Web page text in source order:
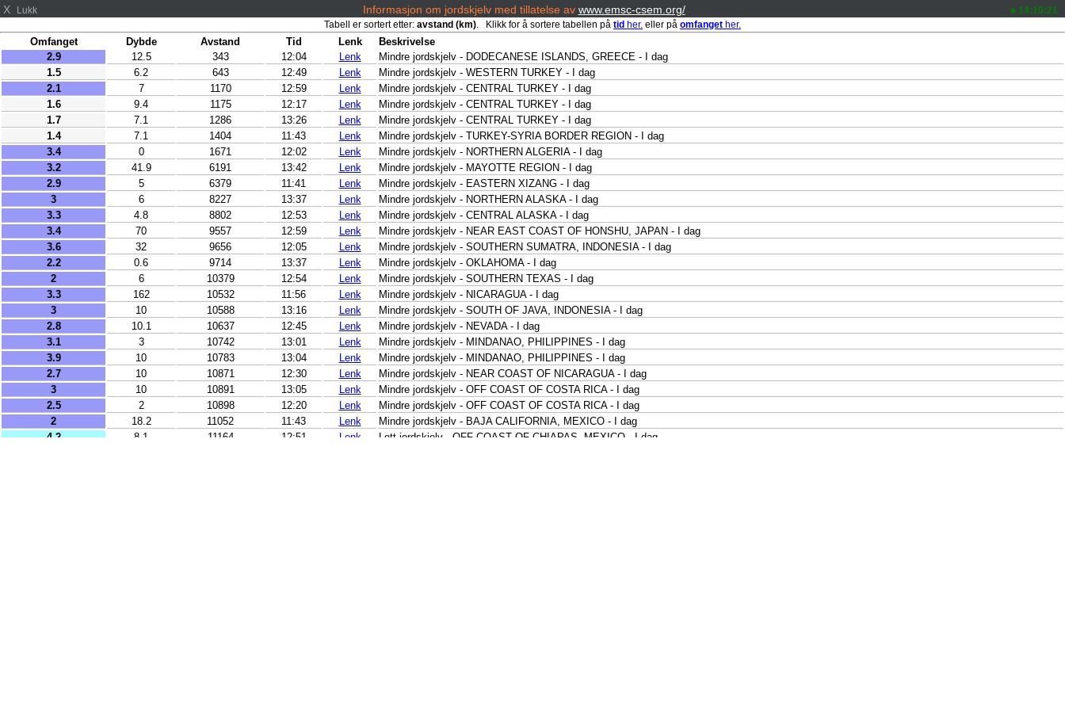
X Lukk Informasjon om jordskjelv med tillatelse av www.emsc-csem.org/ 14:10:21
Tabell er sortert etter: avstand (km). Klikk for å sortere tabellen på tid her. eller på omfanget her.
Omfanget Dybde Avstand Tid Lenk
Beskrivelse
2.9
12.5 343 12:04 Lenk
Mindre jordskjelv - DODECANESE ISLANDS, GREECE - I dag
1.5
6.2 643 12:49 Lenk
Mindre jordskjelv - WESTERN TURKEY - I dag
2.1
7 1170 12:59 Lenk
Mindre jordskjelv - CENTRAL TURKEY - I dag
1.6
9.4 1175 12:17 Lenk
Mindre jordskjelv - CENTRAL TURKEY - I dag
1.7
7.1 1286 13:26 Lenk
Mindre jordskjelv - CENTRAL TURKEY - I dag
1.4
7.1 1404 11:43 Lenk
Mindre jordskjelv - TURKEY-SYRIA BORDER REGION - I dag
3.4
0 1671 12:02 Lenk
Mindre jordskjelv - NORTHERN ALGERIA - I dag
3.2
41.9 6191 13:42 Lenk
Mindre jordskjelv - MAYOTTE REGION - I dag
2.9
5 6379 11:41 Lenk
Mindre jordskjelv - EASTERN XIZANG - I dag
3
6 8227 13:37 Lenk
Mindre jordskjelv - NORTHERN ALASKA - I dag
3.3
4.8 8802 12:53 Lenk
Mindre jordskjelv - CENTRAL ALASKA - I dag
3.4
70 9557 12:59 Lenk
Mindre jordskjelv - NEAR EAST COAST OF HONSHU, JAPAN - I dag
3.6
32 9656 12:05 Lenk
Mindre jordskjelv - SOUTHERN SUMATRA, INDONESIA - I dag
2.2
0.6 9714 13:37 Lenk
Mindre jordskjelv - OKLAHOMA - I dag
2
6 10379 12:54 Lenk
Mindre jordskjelv - SOUTHERN TEXAS - I dag
3.3
162 10532 11:56 Lenk
Mindre jordskjelv - NICARAGUA - I dag
3
10 10588 13:16 Lenk
Mindre jordskjelv - SOUTH OF JAVA, INDONESIA - I dag
2.8
10.1 10637 12:45 Lenk
Mindre jordskjelv - NEVADA - I dag
3.1
3 10742 13:01 Lenk
Mindre jordskjelv - MINDANAO, PHILIPPINES - I dag
3.9
10 10783 13:04 Lenk
Mindre jordskjelv - MINDANAO, PHILIPPINES - I dag
2.7
10 10871 12:30 Lenk
Mindre jordskjelv - NEAR COAST OF NICARAGUA - I dag
3
10 10891 13:05 Lenk
Mindre jordskjelv - OFF COAST OF COSTA RICA - I dag
2.5
2 10898 12:20 Lenk
Mindre jordskjelv - OFF COAST OF COSTA RICA - I dag
2
18.2 11052 11:43 Lenk
Mindre jordskjelv - BAJA CALIFORNIA, MEXICO - I dag
4.2
8.1 11164 12:51 Lenk
Lett jordskjelv - OFF COAST OF CHIAPAS, MEXICO - I dag